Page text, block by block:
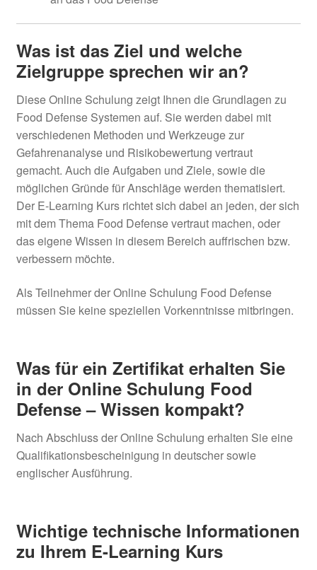
Was ist das Ziel und welche
Zielgruppe sprechen wir an?
Diese Online Schulung zeigt Ihnen die Grundlagen zu
Food Defense Systemen auf. Sie werden dabei mit
verschiedenen Methoden und Werkzeuge zur
Gefahrenanalyse und Risikobewertung vertraut
gemacht. Auch die Aufgaben und Ziele, sowie die
möglichen Gründe für Anschläge werden thematisiert.
Der E-Learning Kurs richtet sich dabei an jeden, der sich
mit dem Thema Food Defense vertraut machen, oder
das eigene Wissen in diesem Bereich auffrischen bzw.
verbessern möchte.
Als Teilnehmer der Online Schulung Food Defense
müssen Sie keine speziellen Vorkenntnisse mitbringen.
Was für ein Zertifikat erhalten Sie
in der Online Schulung Food
Defense – Wissen kompakt?
Nach Abschluss der Online Schulung erhalten Sie eine
Qualifikationsbescheinigung in deutscher sowie
englischer Ausführung.
Wichtige technische Informationen
zu Ihrem E-Learning Kurs